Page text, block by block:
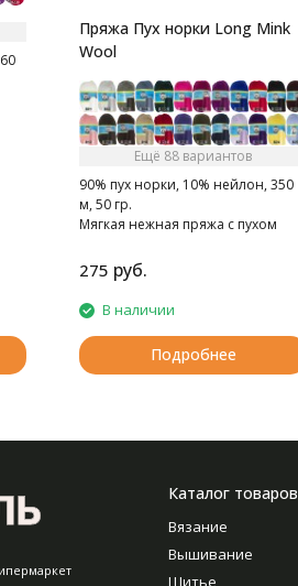
Пряжа Пух норки Long Mink
Wool
Ещё 88 вариантов
90% пух норки, 10% нейлон, 350
м, 50 гр.
Мягкая нежная пряжа с пухом
275 руб.
В наличии
Подробнее
Каталог товаров
Вязание
Вышивание
Шитье